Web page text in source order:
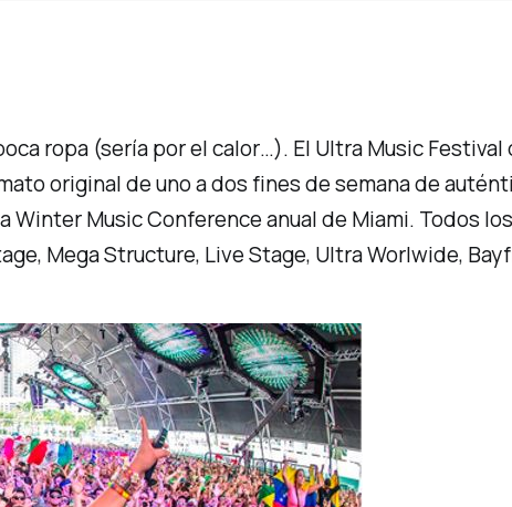
ropa (sería por el calor…). El Ultra Music
original de uno a dos fines de semana de
Music Conference anual de Miami. Todos
Mega Structure, Live Stage, Ultra Worlwide,